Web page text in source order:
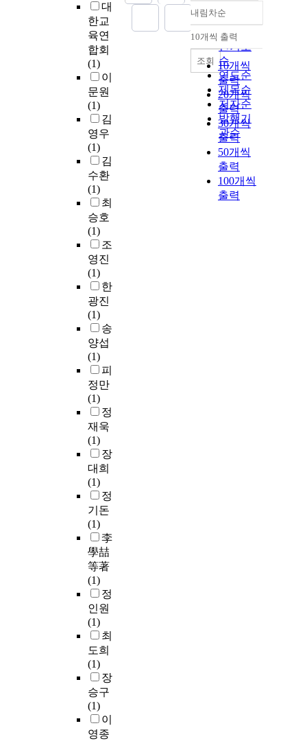
대
한교
육연
합회
(1)
이
문원
(1)
김
영우
(1)
김
수환
(1)
최
승호
(1)
조
영진
(1)
한
광진
(1)
송
양섭
(1)
피
정만
(1)
정
재욱
(1)
장
대희
(1)
정
기돈
(1)
李
學喆
等著
(1)
정
인원
(1)
최
도희
(1)
장
승구
(1)
이
영종
정확도
순
인기도
순
연도순
제목순
저자순
발행기
관순
내림차순
내림차순
10개씩 출력
10개씩
출력
20개씩
출력
30개씩
출력
50개씩
출력
100개씩
출력
조회